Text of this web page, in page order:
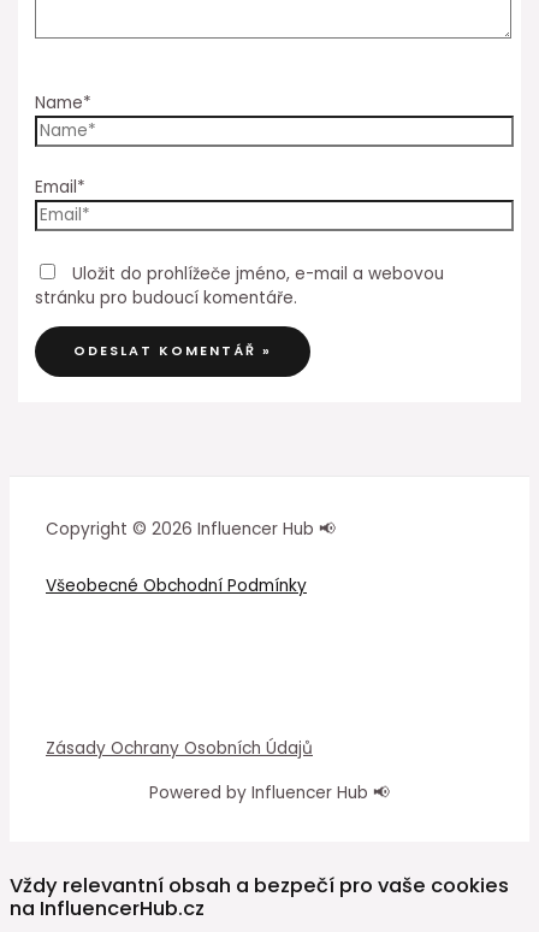
Name*
Email*
Uložit do prohlížeče jméno, e-mail a webovou
stránku pro budoucí komentáře.
Copyright © 2026 Influencer Hub 📢
Všeobecné Obchodní Podmínky
Zásady Ochrany Osobních Údajů
Powered by Influencer Hub 📢
Vždy relevantní obsah a bezpečí pro vaše cookies
na InfluencerHub.cz